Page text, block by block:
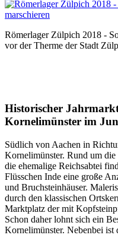
Römerlager Zülpich 2018 -
vor der Therme der Stadt
Historischer
Kornelimünster im
Südlich von Aachen in
Kornelimünster. Rund um die
die ehemalige Reichsabtei
Flüsschen Inde eine große
und Bruchsteinhäuser.
durch den klassischen
Marktplatz der mit
Schon daher lohnt sich ein
Kornelimünster. Nebenbei ist